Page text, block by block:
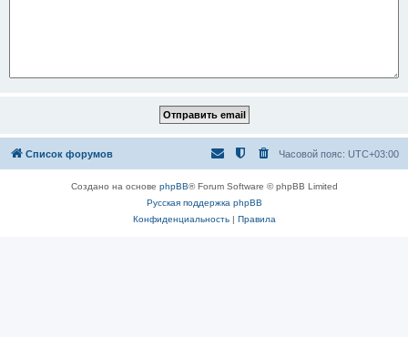
Список форумов Часовой пояс: UTC+03:00
Создано на основе phpBB® Forum Software © phpBB Limited
Русская поддержка phpBB
Конфиденциальность| Правила